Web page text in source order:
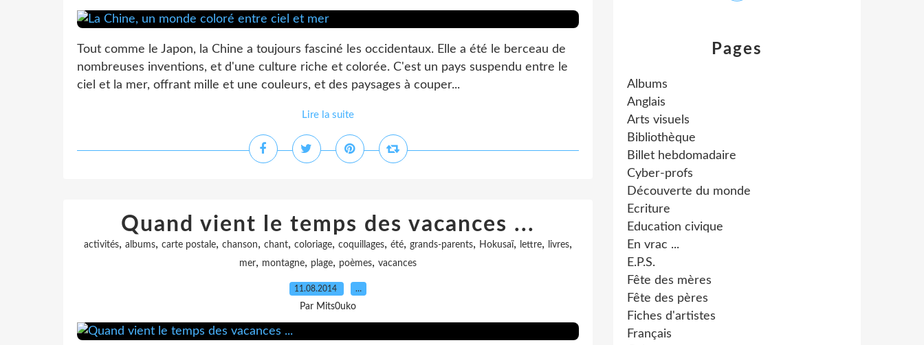
Tout comme le Japon, la Chine a toujours fasciné les occidentaux. Elle a été le berceau de
nombreuses inventions, et d'une culture riche et colorée. C'est un pays suspendu entre le
ciel et la mer, offrant mille et une couleurs, et des paysages à couper...
Lire la suite
Quand vient le temps des vacances ...
activités, albums, carte postale, chanson, chant, coloriage, coquillages, été, grands-parents, Hokusaï, lettre, livres,
mer, montagne, plage, poèmes, vacances
11.08.2014 …
Par Mits0uko
Pages
Albums
Anglais
Arts visuels
Bibliothèque
Billet hebdomadaire
Cyber-profs
Découverte du monde
Ecriture
Education civique
En vrac ...
E.P.S.
Fête des mères
Fête des pères
Fiches d'artistes
Français